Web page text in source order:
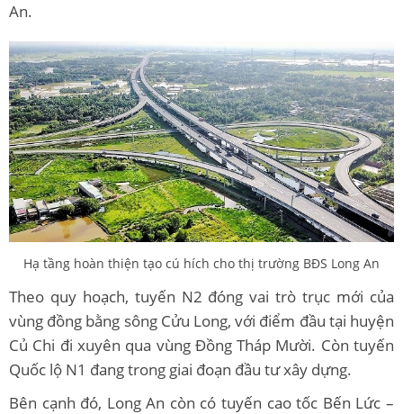
An.
Hạ tầng hoàn thiện tạo cú hích cho thị trường BĐS Long An
Theo quy hoạch, tuyến N2 đóng vai trò trục mới của
vùng đồng bằng sông Cửu Long, với điểm đầu tại huyện
Củ Chi đi xuyên qua vùng Đồng Tháp Mười. Còn tuyến
Quốc lộ N1 đang trong giai đoạn đầu tư xây dựng.
Bên cạnh đó, Long An còn có tuyến cao tốc Bến Lức –